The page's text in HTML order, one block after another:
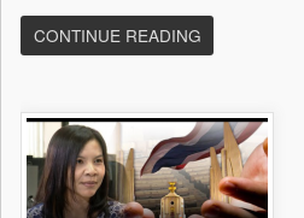
CONTINUE READING